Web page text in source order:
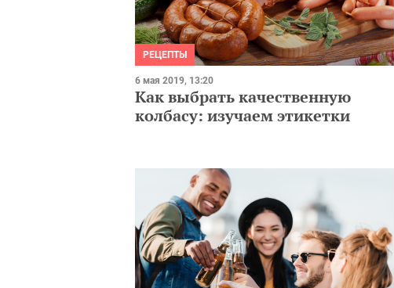
РЕЦЕПТЫ
6 мая 2019, 13:20
Как выбрать качественную
колбасу: изучаем этикетки